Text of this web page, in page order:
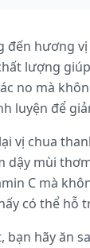
đến hương
lượng
no mà
luyện để
vị chua
mùi
C mà
có thể hỗ
hãy ăn